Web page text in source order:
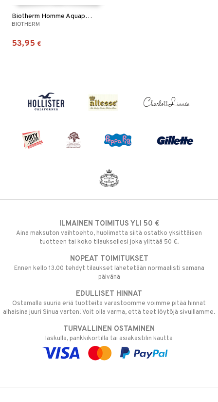
Biotherm Homme Aquapower SPF 14
BIOTHERM
53,95 €
ILMAINEN TOIMITUS YLI 50 €
Aina maksuton vaihtoehto, huolimatta siitä ostatko yksittäisen
tuotteen tai koko tilauksellesi joka ylittää 50 €.
NOPEAT TOIMITUKSET
Ennen kello 13.00 tehdyt tilaukset lähetetään normaalisti samana
päivänä
EDULLISET HINNAT
Ostamalla suuria eriä tuotteita varastoomme voimme pitää hinnat
alhaisina juuri Sinua varten! Voit olla varma, että teet löytöjä sivuillamme.
TURVALLINEN OSTAMINEN
laskulla, pankkikortilla tai asiakastilin kautta